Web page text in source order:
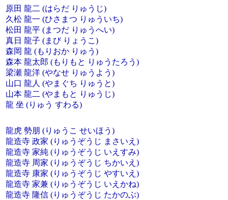
原田 龍二 (はらだ りゅうじ)
久松 龍一 (ひさまつ りゅういち)
松田 龍平 (まつだ りゅうへい)
真日 龍子 (まび りょうこ)
森岡 龍 (もりおか りゅう)
森本 龍太郎 (もりもと りゅうたろう)
梁瀬 龍洋 (やなせ りゅうよう)
山口 龍人 (やまぐち りゅうと)
山本 龍二 (やまもと りゅうじ)
龍 坐 (りゅう すわる)
龍虎 勢朋 (りゅうこ せいほう)
龍造寺 政家 (りゅうぞうじ まさいえ)
龍造寺 家純 (りゅうぞうじ いえすみ)
龍造寺 周家 (りゅうぞうじ ちかいえ)
龍造寺 康家 (りゅうぞうじ やすいえ)
龍造寺 家兼 (りゅうぞうじ いえかね)
龍造寺 隆信 (りゅうぞうじ たかのぶ)